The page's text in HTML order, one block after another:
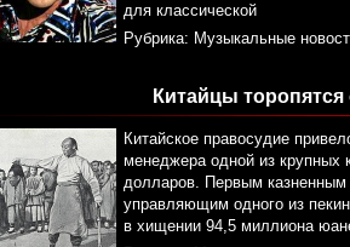
для классической
Рубрика: Музыкальные
Китайцы
Китайское правосудие
менеджера одной из крупных
долларов. Первым
управляющим одного из
в хищении 94,5 миллиона